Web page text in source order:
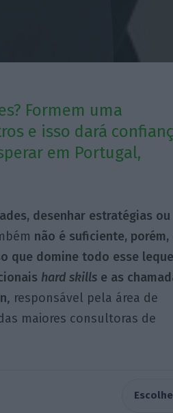
Formem uma
e isso dará
em Portugal,
desenhar estratégias ou
não é suficiente, porém,
que domine todo esse
hard skills e as
, responsável pela área de
maiores consultoras de